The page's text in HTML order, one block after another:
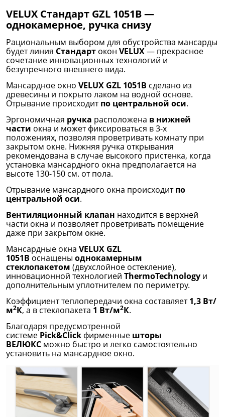
VELUX Стандарт GZL 1051B —
однокамерное, ручка снизу
Рациональным выбором для обустройства мансарды
будет линия Стандарт окон VELUX— прекрасное
сочетание инновационных технологий и
безупречного внешнего вида.
Мансардное окно VELUX GZL 1051B сделано из
древесины и покрыто лаком на водной основе.
Отрывание происходитпо центральной оси.
Эргономичная ручка расположена в нижней
части окна и может фиксироваться в 3-х
положениях, позволяя проветривать комнату при
закрытом окне. Нижняя ручка открывания
рекомендована в случае высокого пристенка, когда
установка мансардного окна предполагается на
высоте 130-150 см. от пола.
Отрывание мансардного окна происходитпо
центральной оси.
Вентиляционный клапан находится в верхней
части окна и позволяет проветривать помещение
даже при закрытом окне.
Мансардные окна VELUX GZL
1051B оснащены однокамерным
стеклопакетом (двухслойное остекление),
инновационной технологией ThermoTechnology и
дополнительным уплотнителем по периметру.
Коэффициент теплопередачи окна составляет1,3 Вт/
м2К, а в стеклопакета 1 Вт/м2К.
Благодаря предусмотренной
системеPick&Click фирменные шторы
ВЕЛЮКС можно быстро и легко самостоятельно
установить на мансардное окно.